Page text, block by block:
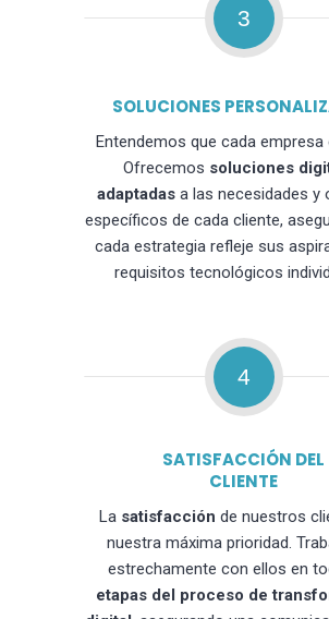
3
SOLUCIONES
Entendemos que cada empresa
Ofrecemos soluciones
adaptadas a las necesidades y
específicos de cada cliente,
cada estrategia refleje sus
requisitos tecnológicos
4
SATISFACCIÓN DEL
CLIENTE
La satisfacción de nuestros
nuestra máxima prioridad.
estrechamente con ellos en
etapas del proceso de